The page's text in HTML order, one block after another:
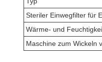
Steriler Einwegfilter für
Wärme- und
Maschine zum Wickeln